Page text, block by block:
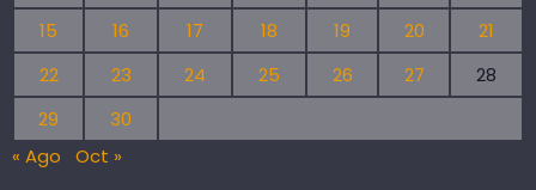
15
16 17 18 19 20
21
22
23 24 25 26 27
28
29
30
« Ago
Oct »